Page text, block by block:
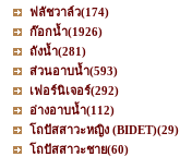
ฟลัชวาล์ว(174)
ก๊อกน้ำ(1926)
ถังน้ำ(281)
ส่วนอาบน้ำ(593)
เฟอร์นิเจอร์(292)
อ่างอาบน้ำ(112)
โถปัสสาวะหญิง (BIDET)(29)
โถปัสสาวะชาย(60)